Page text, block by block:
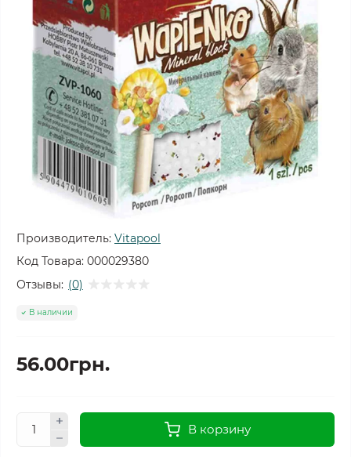
Производитель: Vitapool
Код Товара: 000029380
Отзывы: (0)
В наличии
56.00грн.
В корзину